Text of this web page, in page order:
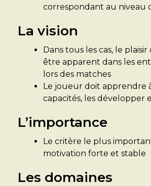
correspondant au niveau
La vision
Dans tous les cas, le
être apparent dans les
lors des matches
Le joueur doit apprendre
capacités, les développer
L’importance
Le critère le plus
motivation forte et stable
Les domaines